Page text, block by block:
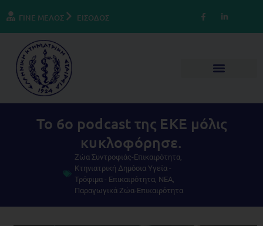
ΓΙΝΕ ΜΕΛΟΣ ΕΙΣΟΔΟΣ
Το 6o podcast της ΕΚΕ μόλις
κυκλοφόρησε.
Ζώα Συντροφιάς-Επικαιρότητα,
Κτηνιατρική Δημόσια Υγεία -
Τρόφιμα - Επικαιρότητα, ΝΕΑ,
Παραγωγικά Ζώα-Επικαιρότητα